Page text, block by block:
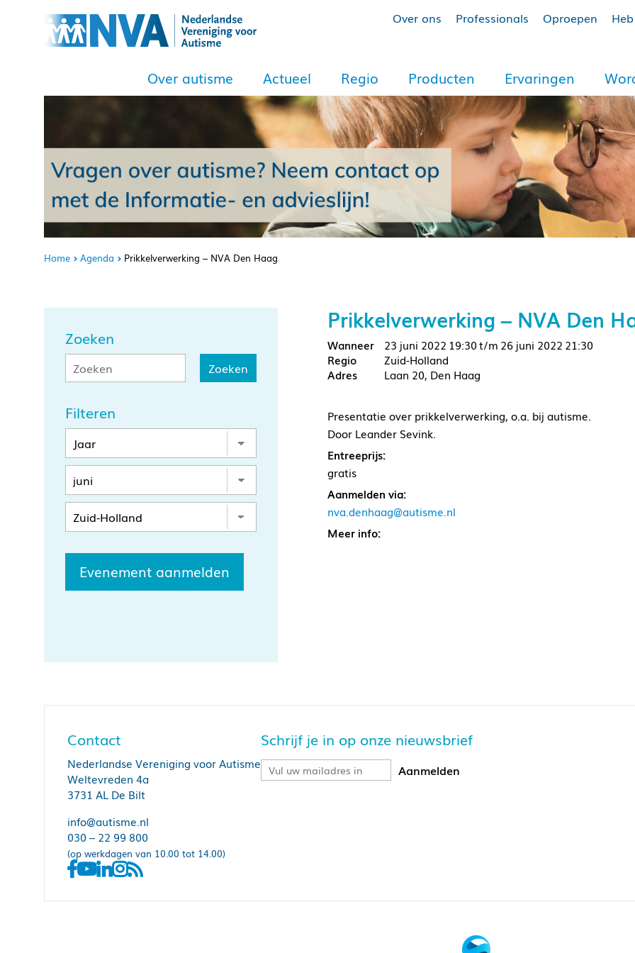
Over ons Professionals Oproepen
Over autisme Actueel Regio Producten Ervaringen
Home Agenda Prikkelverwerking – NVA Den Haag
Zoeken
Filteren
Evenement aanmelden
Prikkelverwerking – NVA Den
23 juni 2022 19:30 26 juni 2022 21:30
Zuid-Holland
Laan 20, Den Haag
Presentatie over prikkelverwerking, o.a. bij autisme.
Door Leander Sevink.
Entreeprijs:
gratis
Aanmelden via:
nva.denhaag@autisme.nl
Meer info:
Contact
Nederlandse Vereniging voor Autisme
Weltevreden 4a
3731 AL De Bilt
info@autisme.nl
030 – 22 99 800
(op werkdagen van 10.00 tot 14.00)
Schrijf je in op onze nieuwsbrief